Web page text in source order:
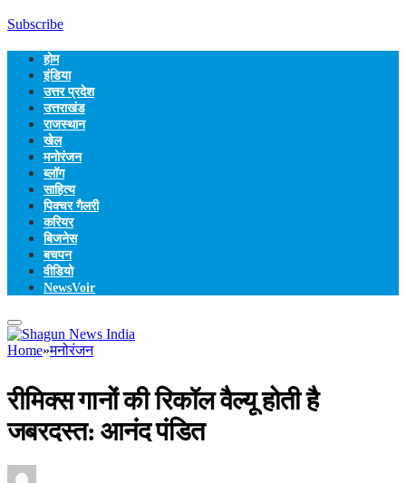
Subscribe
होम
इंडिया
उत्तर प्रदेश
उत्तराखंड
राजस्थान
खेल
मनोरंजन
ब्लॉग
साहित्य
पिक्चर गैलरी
करियर
बिजनेस
बचपन
वीडियो
NewsVoir
Home»मनोरंजन
रीमिक्‍स गानों की रिकॉल वैल्‍यू होती है
जबरदस्‍त: आनंद पंडित